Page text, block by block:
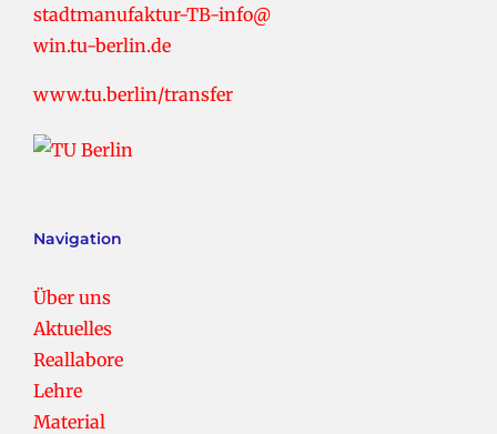
stadtmanufaktur-TB-info@
win.tu-berlin.de
www.tu.berlin/transfer
Navigation
Über uns
Aktuelles
Reallabore
Lehre
Material